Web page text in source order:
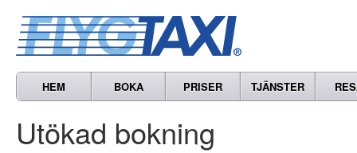
HEM BOKA PRISER TJÄNSTER
Utökad bokning